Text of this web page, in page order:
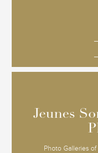
Jeunes
Photo Galleries
Jeunes